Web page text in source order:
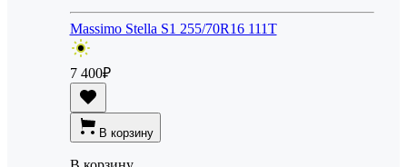
Massimo Stella S1 255/70R16 111T
7 400₽
В корзину